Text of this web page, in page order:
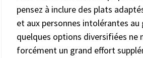
pensez à inclure des plats
et aux personnes intolérantes
quelques options diversifiées ne
forcément un grand effort